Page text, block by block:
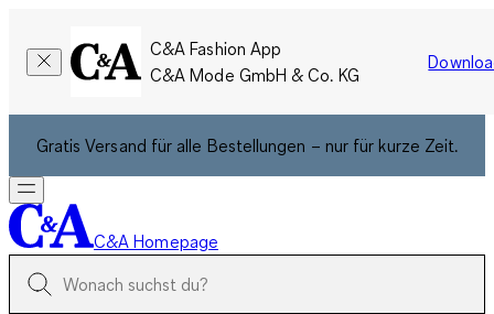
C&A Fashion App
C&A Mode GmbH & Co. KG
Gratis Versand für alle Bestellungen – nur für kurze Zeit.
C&A Homepage